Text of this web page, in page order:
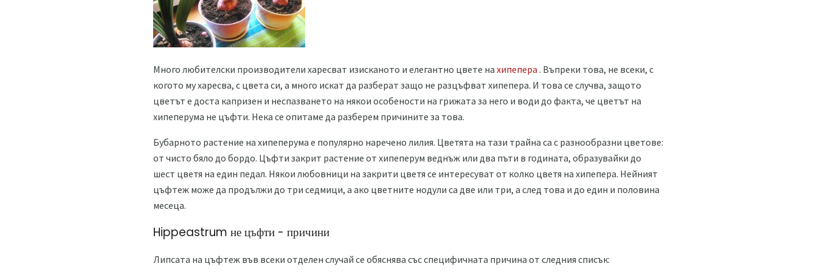
Много любителски производители харесват изисканото и елегантно цвете на хипепера . Въпреки това, не всеки, с
когото му харесва, с цвета си, а много искат да разберат защо не разцъфват хипепера. И това се случва, защото
цветът е доста капризен и неспазването на някои особености на грижата за него и води до факта, че цветът на
хипеперума не цъфти. Нека се опитаме да разберем причините за това.
Бубарното растение на хипеперума е популярно наречено лилия. Цветята на тази трайна са с разнообразни цветове:
от чисто бяло до бордо. Цъфти закрит растение от хипеперум веднъж или два пъти в годината, образувайки до
шест цветя на един педал. Някои любовници на закрити цветя се интересуват от колко цветя на хипепера. Нейният
цъфтеж може да продължи до три седмици, а ако цветните нодули са две или три, а след това и до един и половина
месеца.
Hippeastrum не цъфти - причини
Липсата на цъфтеж във всеки отделен случай се обяснява със специфичната причина от следния списък: